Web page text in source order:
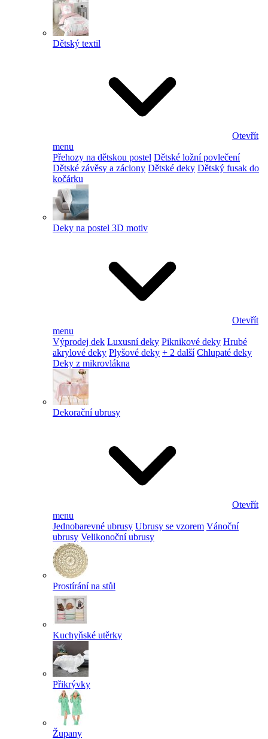
Dětský textil
Otevřít
menu
Přehozy na dětskou postel Dětské ložní povlečení
Dětské závěsy a záclony Dětské deky Dětský fusak do
kočárku
Deky na postel 3D motiv
Otevřít
menu
Výprodej dek Luxusní deky Piknikové deky Hrubé
akrylové deky Plyšové deky + 2 další Chlupaté deky
Deky z mikrovlákna
Dekorační ubrusy
Otevřít
menu
Jednobarevné ubrusy Ubrusy se vzorem Vánoční
ubrusy Velikonoční ubrusy
Prostírání na stůl
Kuchyňské utěrky
Přikrývky
Župany